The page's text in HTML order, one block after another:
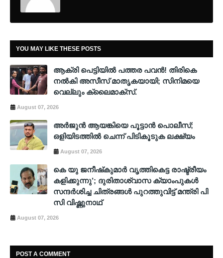
YOU MAY LIKE THESE POSTS
ആക്രി പെട്ടിയിൽ പത്തര പവൻ! തിരികെ
നൽകി അസീസ് മാതൃകയായി; സിനിമയെ
വെല്ലും ക്ലൈമാക്സ്.
August 07, 2026
അര്‍ജുന്‍ ആയങ്കിയെ പൂട്ടാന്‍ പൊലീസ്;
ഒളിയിടത്തില്‍ ചെന്ന് പിടികൂടുക ലക്ഷ്യം
August 07, 2026
കെ യു ജനീഷ്‌കുമാര്‍ വൃത്തികെട്ട രാഷ്ട്രീയം
കളിക്കുന്നു’; ദുരിതാശ്വാസ ക്യാംപുകള്‍
സന്ദര്‍ശിച്ച ചിത്രങ്ങള്‍ പുറത്തുവിട്ട് മന്ത്രി പി
സി വിഷ്ണുനാഥ്
August 07, 2026
POST A COMMENT